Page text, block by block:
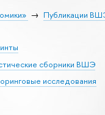
Публикации
сборники ВШЭ
исследования